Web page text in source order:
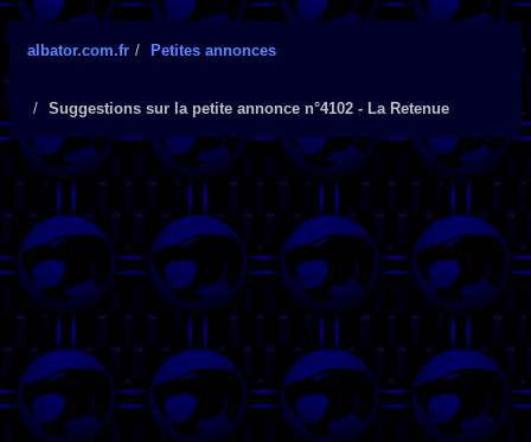
albator.com.fr Petites annonces
Suggestions sur la petite annonce n°4102 - La Retenue